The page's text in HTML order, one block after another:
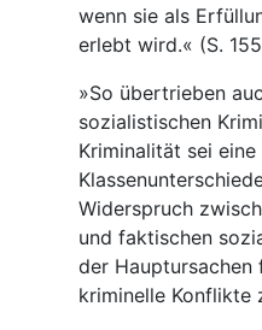
wenn sie als
erlebt wird.« (S.
»So übertrieben
sozialistischen
Kriminalität sei
Widerspruch
und faktischen
der Hauptursachen
kriminelle Konflikte